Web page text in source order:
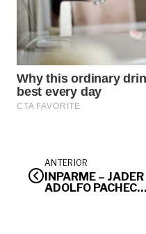
ANTERIOR
INPARME – JADER
ADOLFO PACHECO